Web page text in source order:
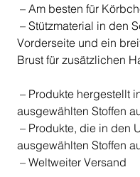
– Am besten für
– Stützmaterial in den
Vorderseite und ein
Brust für zusätzlichen
– Produkte hergestellt
ausgewählten Stoffen
– Produkte, die in den
ausgewählten Stoffen
– Weltweiter Versand